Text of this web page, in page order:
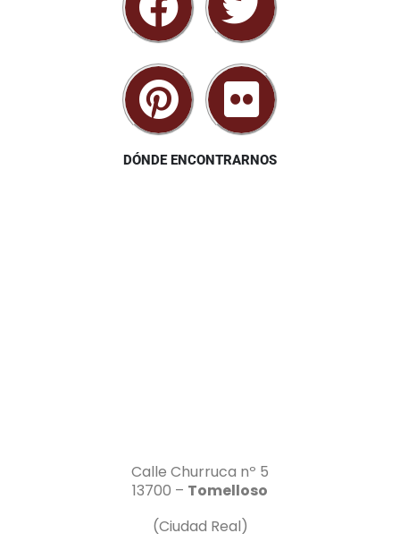
DÓNDE ENCONTRARNOS
Calle Churruca nº 5
13700 – Tomelloso
(Ciudad Real)